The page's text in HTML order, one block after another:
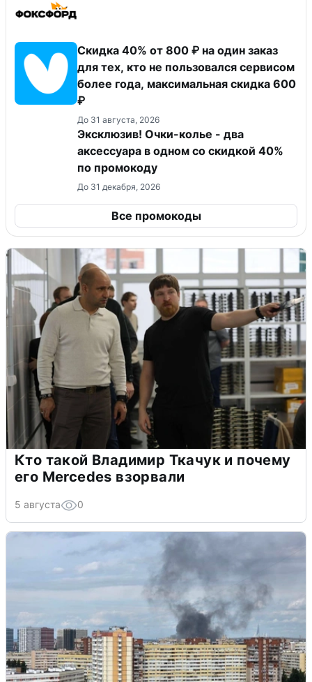
Скидка 40% от 800 ₽ на один заказ
для тех, кто не пользовался сервисом
более года, максимальная скидка 600
₽
До 31 августа, 2026
Эксклюзив! Очки-колье - два
аксессуара в одном со скидкой 40%
по промокоду
До 31 декабря, 2026
Все промокоды
Кто такой Владимир Ткачук и почему
его Mercedes взорвали
5 августа 0